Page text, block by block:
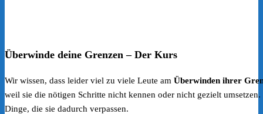
Überwinde deine Grenzen – Der Kurs
Wir wissen, dass leider viel zu viele Leute am Überwinden ihrer
weil sie die nötigen Schritte nicht kennen oder nicht gezielt
Dinge, die sie dadurch verpassen.